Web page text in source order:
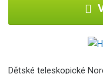
Dětské teleskopické